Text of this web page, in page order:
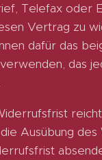
Telefax oder
Vertrag zu
dafür das
das
reicht
Ausübung